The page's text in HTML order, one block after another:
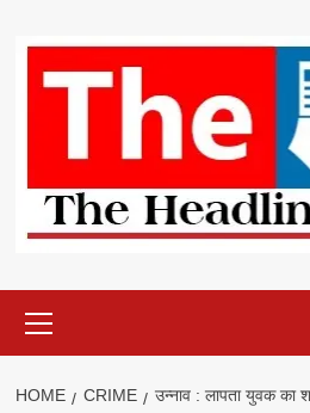
content
Menu
HOME CRIME
उन्नाव : लापता युवक का